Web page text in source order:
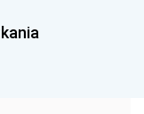
1985